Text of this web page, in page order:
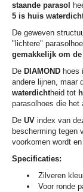
staande parasol
5 is huis
De geweven
"lichtere"
gemakkelijk om
De DIAMOND hoes
andere lijnen, maar
waterdichtheid tot
parasolhoes die het
De UV index van
bescherming tegen
voorkomen wordt
Specificaties:
Zilveren
Voor ronde